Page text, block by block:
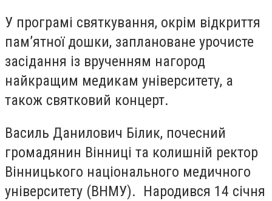
У програмі святкування, окрім відкриття
пам’ятної дошки, заплановане урочисте
засідання із врученням нагород
найкращим медикам університету, а
також святковий концерт.
Василь Данилович Білик, почесний
громадянин Вінниці та колишній ректор
Вінницького національного медичного
університету (ВНМУ). Народився 14 січня